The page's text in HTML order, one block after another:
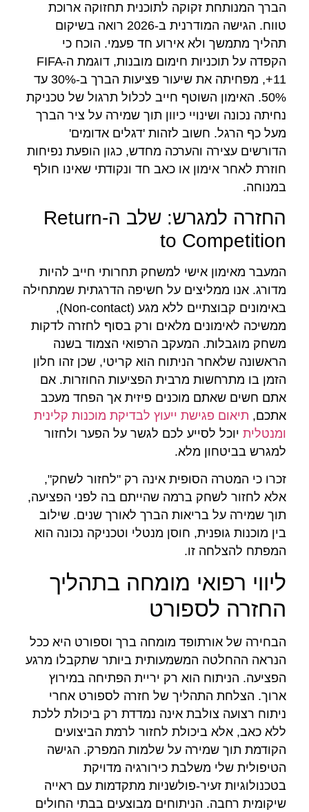
הברך המנותחת זקוקה לתוכנית תחזוקה ארוכת
טווח. הגישה המודרנית ב-2026 רואה בשיקום
תהליך מתמשך ולא אירוע חד פעמי. הוכח כי
הקפדה על תוכניות חימום מובנות, דוגמת ה-FIFA
11+, מפחיתה את שיעור פציעות הברך ב-30% עד
50%. האימון השוטף חייב לכלול תרגול של טכניקת
נחיתה נכונה ושינויי כיוון תוך שמירה על ציר הברך
מעל כף הרגל. חשוב לזהות 'דגלים אדומים'
הדורשים עצירה והערכה מחדש, כגון הופעת נפיחות
חוזרת לאחר אימון או כאב חד ונקודתי שאינו חולף
במנוחה.
החזרה למגרש: שלב ה-Return
to Competition
המעבר מאימון אישי למשחק תחרותי חייב להיות
מדורג. אנו ממליצים על חשיפה הדרגתית שמתחילה
באימונים קבוצתיים ללא מגע (Non-contact),
ממשיכה לאימונים מלאים ורק בסוף לחזרה לדקות
משחק מוגבלות. המעקב הרפואי הצמוד בשנה
הראשונה שלאחר הניתוח הוא קריטי, שכן זהו חלון
הזמן בו מתרחשות מרבית הפציעות החוזרות. אם
אתם חשים שאתם מוכנים פיזית אך הפחד מעכב
אתכם, תיאום פגישת ייעוץ לבדיקת מוכנות קלינית
ומנטלית יוכל לסייע לכם לגשר על הפער ולחזור
למגרש בביטחון מלא.
זכרו כי המטרה הסופית אינה רק "לחזור לשחק",
אלא לחזור לשחק ברמה שהייתם בה לפני הפציעה,
תוך שמירה על בריאות הברך לאורך שנים. שילוב
בין מוכנות גופנית, חוסן מנטלי וטכניקה נכונה הוא
המפתח להצלחה זו.
ליווי רפואי מומחה בתהליך
החזרה לספורט
הבחירה של אורתופד מומחה ברך וספורט היא ככל
הנראה ההחלטה המשמעותית ביותר שתקבלו מרגע
הפציעה. הניתוח הוא רק יריית הפתיחה במירוץ
ארוך. הצלחת התהליך של חזרה לספורט אחרי
ניתוח רצועה צולבת אינה נמדדת רק ביכולת ללכת
ללא כאב, אלא ביכולת לחזור לרמת הביצועים
הקודמת תוך שמירה על שלמות המפרק. הגישה
הטיפולית שלי משלבת כירורגיה מדויקת
בטכנולוגיות זעיר-פולשניות מתקדמות עם ראייה
שיקומית רחבה. הניתוחים מבוצעים בבתי החולים